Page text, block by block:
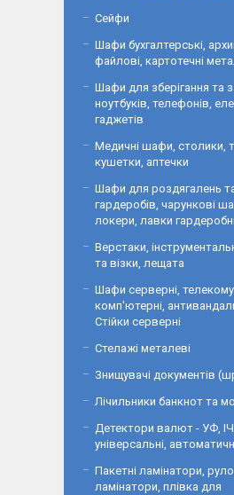
Сейфи
Шафи бухгалтерські,
файлові, картотечні
Шафи для зберігання та
ноутбуків, телефонів,
гаджетів
Медичні шафи, столики,
кушетки, аптечки
Шафи для роздягалень
гардеробів, чарункові
локери, лавки
Верстаки,
та візки, лещата
Шафи серверні,
комп'ютерні,
Стійки серверні
Стелажі металеві
Знищувачі документів
Лічильники банкнот та
Детектори валют - УФ,
універсальні,
Пакетні ламінатори,
ламінатори, плівка для